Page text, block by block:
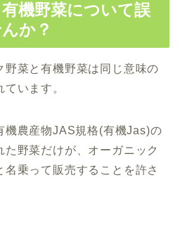
機野菜について誤
か？
野菜と有機野菜は同じ意味の
います。
機農産物JAS規格(有機Jas)の
た野菜だけが、オーガニック
乗って販売することを許さ